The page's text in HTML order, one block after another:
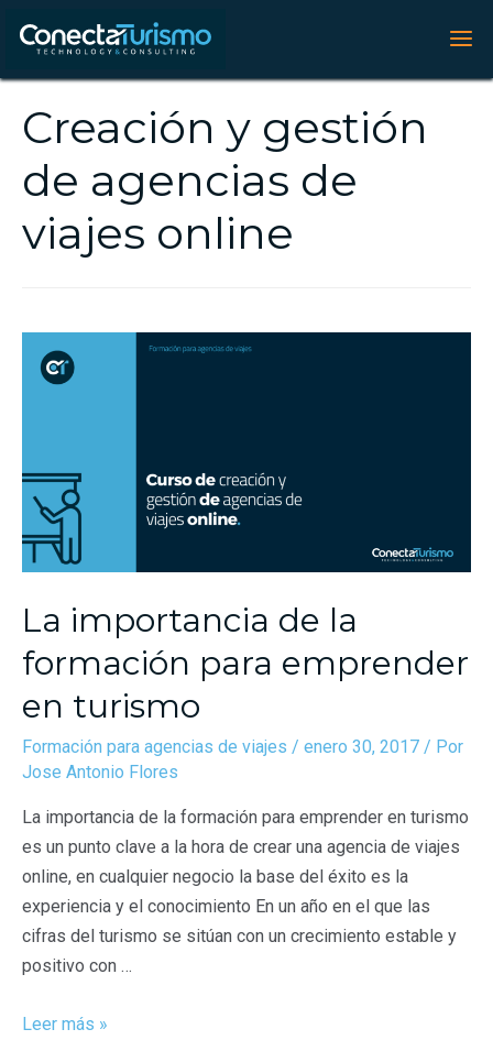
Creación y gestión
de agencias de
viajes online
La importancia de la
formación para emprender
en turismo
Formación para agencias de viajes / enero 30, 2017 / Por
Jose Antonio Flores
La importancia de la formación para emprender en turismo
es un punto clave a la hora de crear una agencia de viajes
online, en cualquier negocio la base del éxito es la
experiencia y el conocimiento En un año en el que las
cifras del turismo se sitúan con un crecimiento estable y
positivo con …
Leer más »